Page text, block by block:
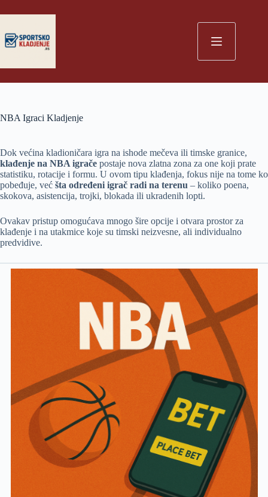
to
NBA Igraci Kladjenje
Dok većina kladioničara igra na ishode mečeva ili timske granice,
klađenje na NBA igrače postaje nova zlatna zona za one koji prate
statistiku, rotacije i formu. U ovom tipu klađenja, fokus nije na tome ko
pobeđuje, već šta određeni igrač radi na terenu – koliko poena,
skokova, asistencija, trojki, blokada ili ukradenih lopti.
Ovakav pristup omogućava mnogo šire opcije i otvara prostor za
klađenje i na utakmice koje su timski neizvesne, ali individualno
predvidive.